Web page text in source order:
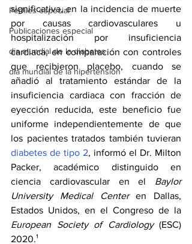
Perfiles especial
Publicaciones especial
dia mundial de la diabetes
dia mundial de la hipertension
significativa, en la incidencia de muerte
por causas cardiovasculares u
hospitalización por insuficiencia
cardiaca, en comparación con controles
que recibieron placebo, cuando se
añadió al tratamiento estándar de la
insuficiencia cardiaca con fracción de
eyección reducida, este beneficio fue
uniforme independientemente de que
diabetes de tipo 2, informó el Dr. Milton
Packer, académico distinguido en
ciencia cardiovascular en el Baylor
University Medical Center en Dallas,
European Society of Cardiology (ESC)
2020.¹